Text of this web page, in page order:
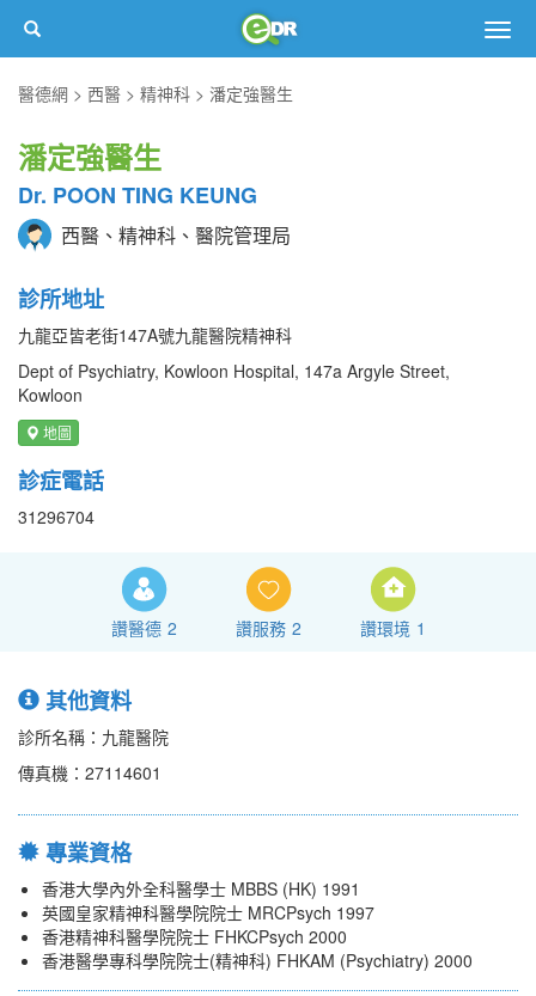
醫德網
西醫 精神科 潘定強醫生
潘定強醫生
Dr. POON TING KEUNG
西醫、精神科、醫院管理局
診所地址
九龍亞皆老街147A號九龍醫院精神科
Dept of Psychiatry, Kowloon Hospital, 147a Argyle Street,
Kowloon
地圖
診症電話
31296704
讚醫德 2 讚服務 2 讚環境 1
其他資料
診所名稱：九龍醫院
傳真機：27114601
專業資格
香港大學內外全科醫學士 MBBS (HK) 1991
英國皇家精神科醫學院院士 MRCPsych 1997
香港精神科醫學院院士 FHKCPsych 2000
香港醫學專科學院院士(精神科) FHKAM (Psychiatry) 2000